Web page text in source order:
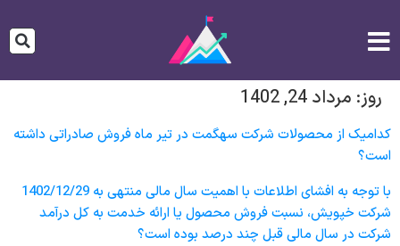
روز: مرداد 24, 1402
کدامیک از محصولات شرکت سهگمت در تیر ماه فروش صادراتی داشته
است؟
با توجه به افشای اطلاعات با اهمیت سال مالی منتهی به 1402/12/29
شرکت خپويش، نسبت فروش محصول یا ارائه خدمت به كل درآمد
شركت در سال مالی قبل چند درصد بوده است؟